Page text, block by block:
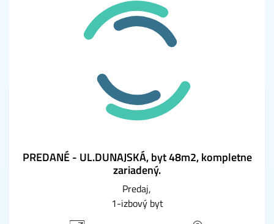
PREDANÉ - UL.DUNAJSKÁ, byt 48m2, kompletne
zariadený.
Predaj
1-izbový byt